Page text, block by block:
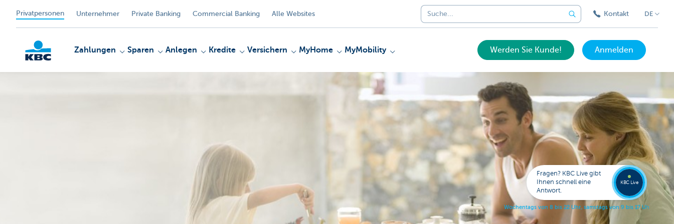
Privatpersonen Unternehmer Private Banking Commercial Banking Alle Websites Kontakt DE
Zahlungen Sparen Anlegen Kredite Versichern MyHome MyMobility Werden Sie Kunde! Anmelden
Fragen? KBC Live gibt
Ihnen schnell eine
Antwort.
Wochentags von 8 bis 22 Uhr, samstags von 9 bis 17 Uh
KBC Live
KBC
Live
078
353
138